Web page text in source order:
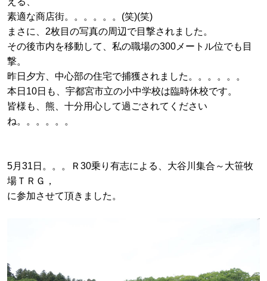
素適な商店街。。。。。。(笑)(笑)
まさに、2枚目の写真の周辺で目撃されました。
その後市内を移動して、私の職場の300メートル位でも目
撃。
昨日夕方、中心部の住宅で捕獲されました。。。。。。
本日10日も、宇都宮市立の小中学校は臨時休校です。
皆様も、熊、十分用心して過ごされてください
ね。。。。。。
5月31日。。。Ｒ30乗り有志による、大谷川集合～大笹牧
場ＴＲＧ，
に参加させて頂きました。